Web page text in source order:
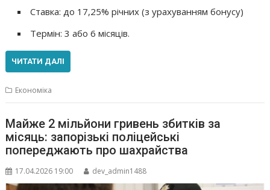
Ставка: до 17,25% річних (з урахуванням бонусу)
Термін: 3 або 6 місяців.
ЧИТАТИ ДАЛІ
Економіка
Майже 2 мільйони гривень збитків за
місяць: запорізькі поліцейські
попереджають про шахрайства
17.04.2026 19:00 dev_admin1488